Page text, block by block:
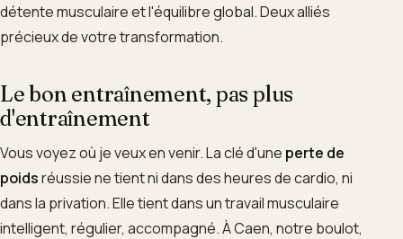
détente musculaire et l'équilibre global. Deux alliés
précieux de votre transformation.
Le bon entraînement, pas plus
d'entraînement
Vous voyez où je veux en venir. La clé d'une perte de
poidsréussie ne tient ni dans des heures de cardio, ni
dans la privation. Elle tient dans un travail musculaire
intelligent, régulier, accompagné. À Caen, notre boulot,